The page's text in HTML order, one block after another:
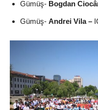
Gümüş- Bogdan
Gümüş- Andrei Vila –